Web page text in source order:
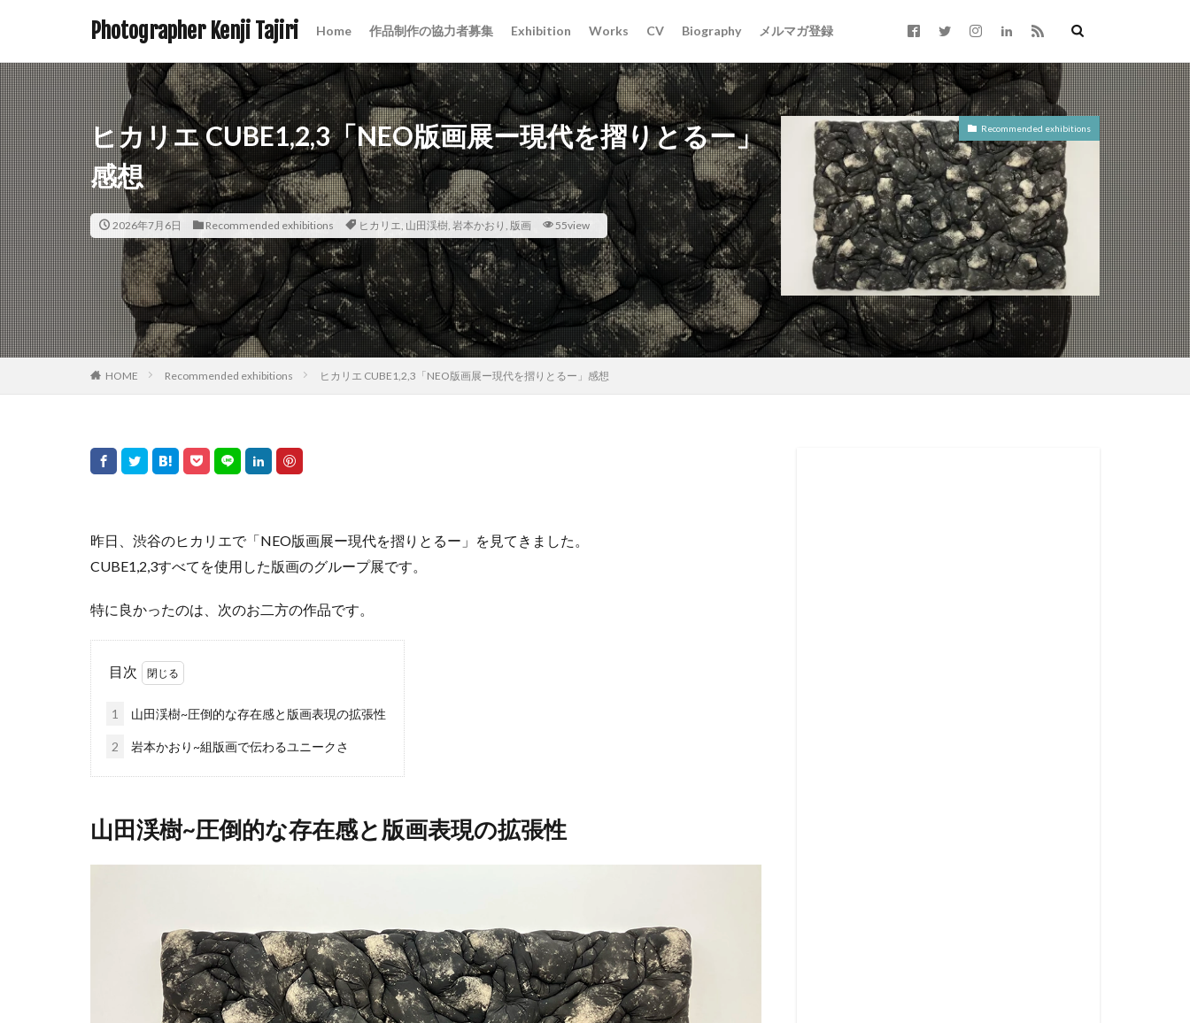
Photographer Kenji Tajiri Home 作品制作の協力者募集 Exhibition Works CV Biography メルマガ登録
ヒカリエ CUBE1,2,3「NEO版画展ー現代を摺りとるー」
感想
2026年7月6日 Recommended exhibitions ヒカリエ, 山田渓樹, 岩本かおり , 版画 55view
Recommended exhibitions
HOME Recommended exhibitions ヒカリエ CUBE1,2,3「NEO版画展ー現代を摺りとるー」感想
昨日、渋谷のヒカリエで「NEO版画展ー現代を摺りとるー」を見てきました。
CUBE1,2,3すべてを使用した版画のグループ展です。
特に良かったのは、次のお二方の作品です。
目次
1 山田渓樹~圧倒的な存在感と版画表現の拡張性
2 岩本かおり~組版画で伝わるユニークさ
山田渓樹~圧倒的な存在感と版画表現の拡張性